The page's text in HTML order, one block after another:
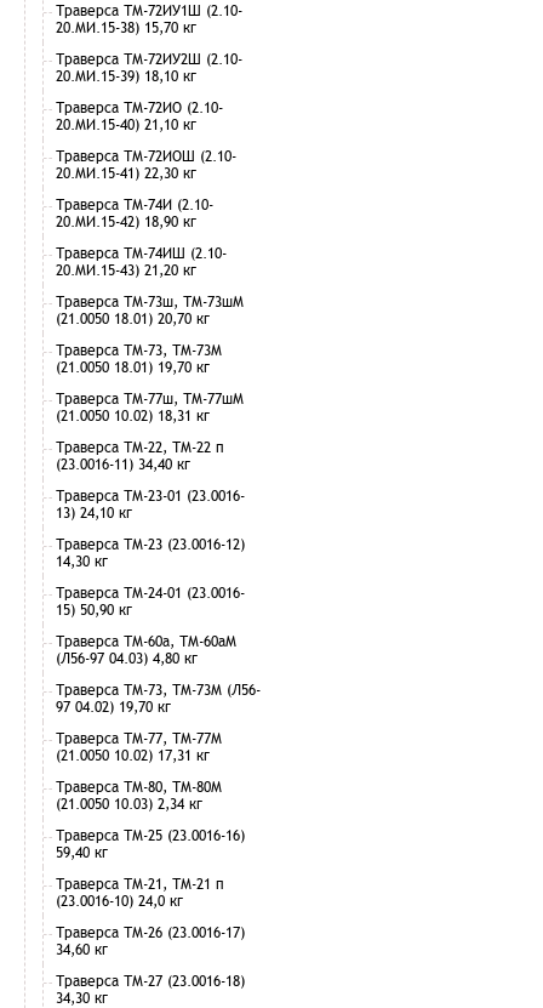
Траверса ТМ-72ИУ1Ш (2.10-
20.МИ.15-38) 15,70 кг
Траверса ТМ-72ИУ2Ш (2.10-
20.МИ.15-39) 18,10 кг
Траверса ТМ-72ИО (2.10-
20.МИ.15-40) 21,10 кг
Траверса ТМ-72ИОШ (2.10-
20.МИ.15-41) 22,30 кг
Траверса ТМ-74И (2.10-
20.МИ.15-42) 18,90 кг
Траверса ТМ-74ИШ (2.10-
20.МИ.15-43) 21,20 кг
Траверса ТМ-73ш, ТМ-73шМ
(21.0050 18.01) 20,70 кг
Траверса ТМ-73, ТМ-73М
(21.0050 18.01) 19,70 кг
Траверса ТМ-77ш, ТМ-77шМ
(21.0050 10.02) 18,31 кг
Траверса ТМ-22, ТМ-22 п
(23.0016-11) 34,40 кг
Траверса ТМ-23-01 (23.0016-
13) 24,10 кг
Траверса ТМ-23 (23.0016-12)
14,30 кг
Траверса ТМ-24-01 (23.0016-
15) 50,90 кг
Траверса ТМ-60а, ТМ-60аМ
(Л56-97 04.03) 4,80 кг
Траверса ТМ-73, ТМ-73М (Л56-
97 04.02) 19,70 кг
Траверса ТМ-77, ТМ-77М
(21.0050 10.02) 17,31 кг
Траверса ТМ-80, ТМ-80М
(21.0050 10.03) 2,34 кг
Траверса ТМ-25 (23.0016-16)
59,40 кг
Траверса ТМ-21, ТМ-21 п
(23.0016-10) 24,0 кг
Траверса ТМ-26 (23.0016-17)
34,60 кг
Траверса ТМ-27 (23.0016-18)
34,30 кг